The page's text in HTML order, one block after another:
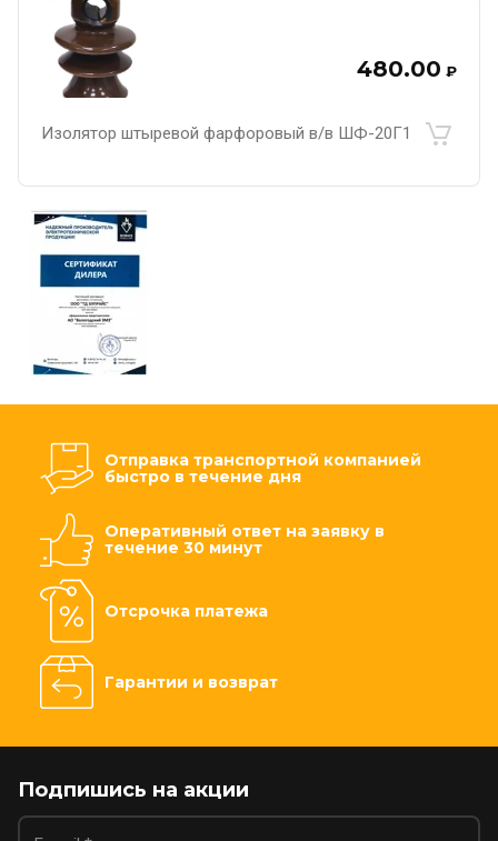
480.00 ₽
Изолятор штыревой фарфоровый в/в ШФ-20Г1
Отправка транспортной компанией
быстро в течение дня
Оперативный ответ на заявку в
течение 30 минут
Отсрочка платежа
Гарантии и возврат
Подпишись на акции